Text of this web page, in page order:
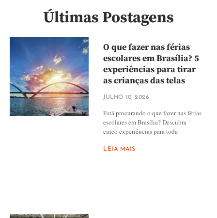
Últimas Postagens
O que fazer nas férias
escolares em Brasília? 5
experiências para tirar
as crianças das telas
JULHO 10, 2026
Está procurando o que fazer nas férias
escolares em Brasília? Descubra
cinco experiências para toda
LEIA MAIS